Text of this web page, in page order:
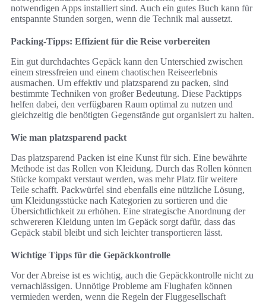
notwendigen Apps installiert sind. Auch ein gutes Buch kann für
entspannte Stunden sorgen, wenn die Technik mal aussetzt.
Packing-Tipps: Effizient für die Reise vorbereiten
Ein gut durchdachtes Gepäck kann den Unterschied zwischen
einem stressfreien und einem chaotischen Reiseerlebnis
ausmachen. Um effektiv und platzsparend zu packen, sind
bestimmte Techniken von großer Bedeutung. Diese Packtipps
helfen dabei, den verfügbaren Raum optimal zu nutzen und
gleichzeitig die benötigten Gegenstände gut organisiert zu halten.
Wie man platzsparend packt
Das platzsparend Packen ist eine Kunst für sich. Eine bewährte
Methode ist das Rollen von Kleidung. Durch das Rollen können
Stücke kompakt verstaut werden, was mehr Platz für weitere
Teile schafft. Packwürfel sind ebenfalls eine nützliche Lösung,
um Kleidungsstücke nach Kategorien zu sortieren und die
Übersichtlichkeit zu erhöhen. Eine strategische Anordnung der
schwereren Kleidung unten im Gepäck sorgt dafür, dass das
Gepäck stabil bleibt und sich leichter transportieren lässt.
Wichtige Tipps für die Gepäckkontrolle
Vor der Abreise ist es wichtig, auch die Gepäckkontrolle nicht zu
vernachlässigen. Unnötige Probleme am Flughafen können
vermieden werden, wenn die Regeln der Fluggesellschaft